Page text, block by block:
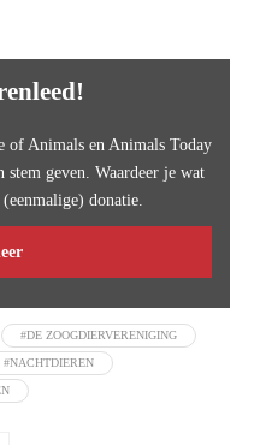
of Animals en Animals Today
stem geven. Waardeer je wat
donatie.
#DE ZOOGDIERVERENIGING
#NACHTDIEREN